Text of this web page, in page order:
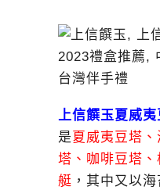
上信饌玉夏威夷
是夏威夷豆塔
塔、咖啡豆塔
艇 ，其中又以